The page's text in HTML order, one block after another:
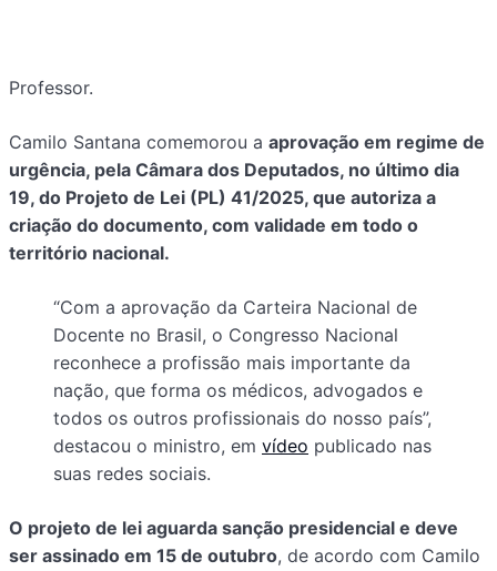
Professor.
Camilo Santana comemorou a aprovação em regime de
urgência, pela Câmara dos Deputados, no último dia
19, do Projeto de Lei (PL) 41/2025, que autoriza a
criação do documento, com validade em todo o
território nacional.
“Com a aprovação da Carteira Nacional de
Docente no Brasil, o Congresso Nacional
reconhece a profissão mais importante da
nação, que forma os médicos, advogados e
todos os outros profissionais do nosso país”,
destacou o ministro, em vídeo publicado nas
suas redes sociais.
O projeto de lei aguarda sanção presidencial e deve
ser assinado em 15 de outubro, de acordo com Camilo